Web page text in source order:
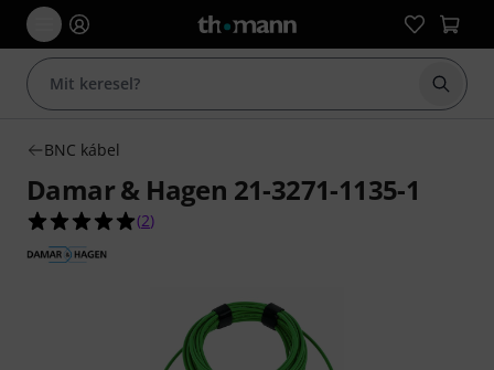
BNC kábel
Damar & Hagen 21-3271-1135-1
5.0/5 csillag, összesen 2 értékelés alapján
(2)